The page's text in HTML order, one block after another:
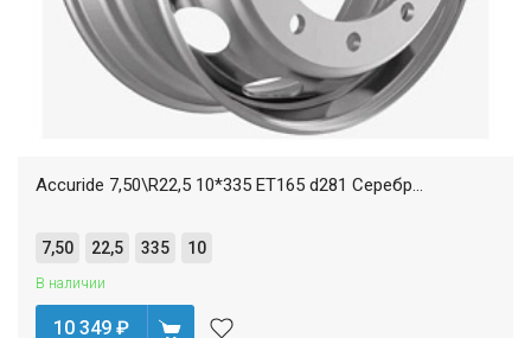
Accuride 7,50\R22,5 10*335 ET165 d281 Серебр...
7,50 22,5 335 10
В наличии
10 349 ₽